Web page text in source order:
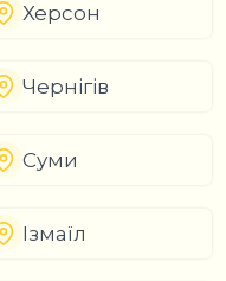
Херсон
Чернігів
Суми
Ізмаїл